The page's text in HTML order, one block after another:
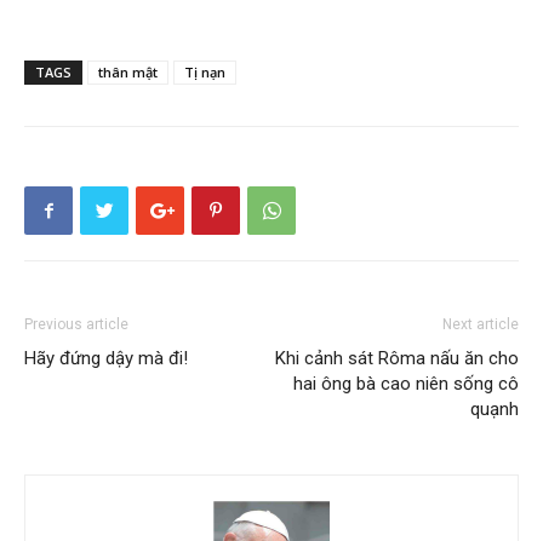
TAGS thân mật Tị nạn
Previous article
Hãy đứng dậy mà đi!
Next article
Khi cảnh sát Rôma nấu ăn cho
hai ông bà cao niên sống cô
quạnh